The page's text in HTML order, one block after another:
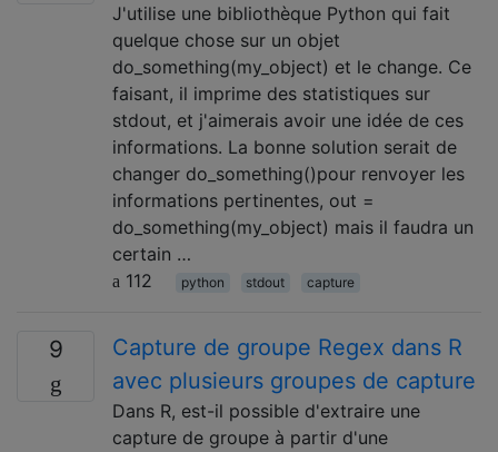
J'utilise une bibliothèque Python qui fait
quelque chose sur un objet
do_something(my_object) et le change. Ce
faisant, il imprime des statistiques sur
stdout, et j'aimerais avoir une idée de ces
informations. La bonne solution serait de
changer do_something()pour renvoyer les
informations pertinentes, out =
do_something(my_object) mais il faudra un
certain …
112
python stdout capture
9
Capture de groupe Regex dans R
avec plusieurs groupes de capture
Dans R, est-il possible d'extraire une
capture de groupe à partir d'une